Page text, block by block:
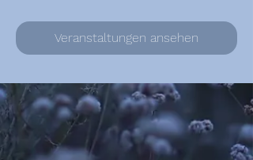
Veranstaltungen ansehen